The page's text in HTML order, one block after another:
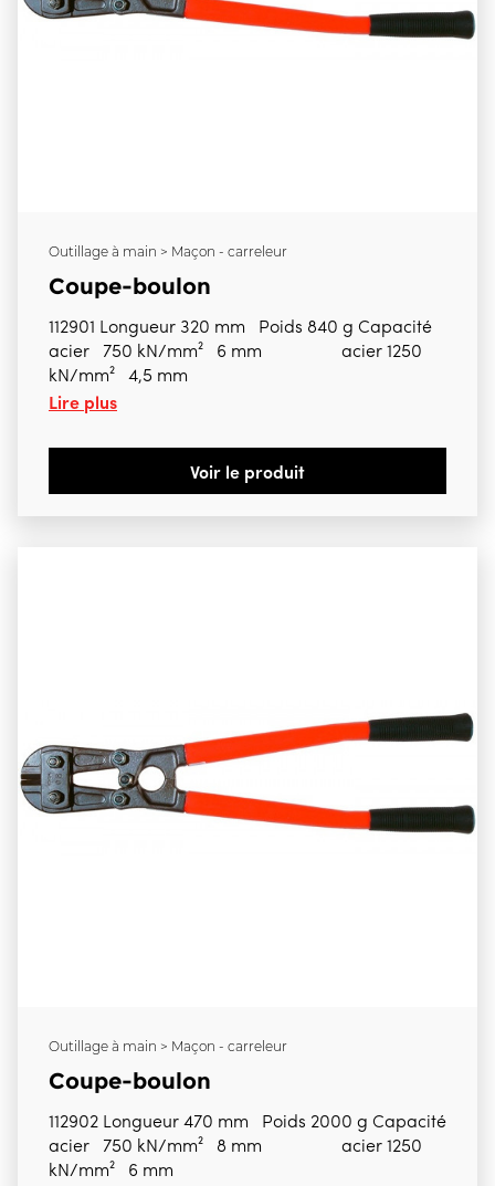
Outillage à main > Maçon - carreleur
Coupe-boulon
112901 Longueur 320 mm Poids 840 g Capacité
acier 750 kN/mm² 6 mm acier 1250
kN/mm² 4,5 mm
Lire plus
Voir le produit
Outillage à main > Maçon - carreleur
Coupe-boulon
112902 Longueur 470 mm Poids 2000 g Capacité
acier 750 kN/mm² 8 mm acier 1250
kN/mm² 6 mm